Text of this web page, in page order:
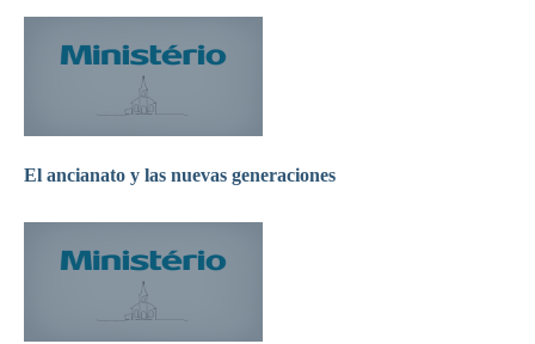
El ancianato y las nuevas generaciones